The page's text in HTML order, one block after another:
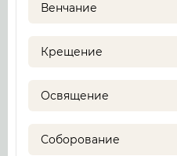
Венчание
Крещение
Освящение
Соборование